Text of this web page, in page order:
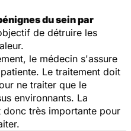
du sein par
de détruire les
le médecin s'assure
Le traitement doit
ne traiter que le
environnants. La
très importante pour